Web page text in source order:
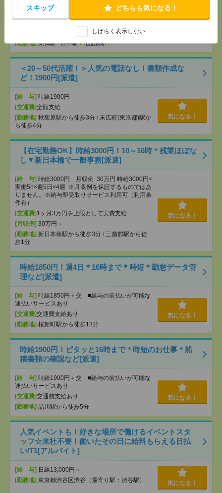
スキップ どちらも気になる！
しばらく表示しない
OK ■扶養内OK ■日収1万2000円以上
[勤務地]巣鴨駅/目白駅/北池袋駅/…
＜20～50代活躍！＞人気の電話なし！書類作成な
ど！1900円[派遣]
[給 与] 時給1900円
[交通費]全額支給
[勤務地] 秋葉原駅から徒歩3分 / 末広町(東京都)駅か
ら徒歩4分
気になる！
【在宅勤務OK】時給3000円！10～16時＊残業ほぼな
し▼新日本橋で一般事務[派遣]
[給 与] 時給3000円 月収例 30万円 時給3000円×
実働5h×週5日×4週 ※月収例を保証するものではあ
りません。※給与即受取りサービス利用可（利用条
件有）
[交通費] 1ヶ月3万円を上限として実費支給
[月収例] 30万円～
[勤務地] 新日本橋駅から徒歩3分 / 三越前駅から徒
歩1分
気になる！
時給1850円！週4日＊16時まで＊時短＊勤怠データ管
理など[派遣]
[給 与] 時給1850円＋交 ■給与の前払いが可能な
速払いサービスあり
[交通費]交通費支給あり
[勤務地] 桜新町駅から徒歩13分
気になる！
時給1900円！ピタッと16時まで＊時短のお仕事＊船
積書類の確認など[派遣]
[給 与] 時給1900円＋交 ■給与の前払いが可能な
速払いサービスあり
[交通費]交通費支給あり
[勤務地] 品川駅から徒歩5分
気になる！
人気イベントも！好きな場所で働けるイベントスタ
ッフ☆来社不要！働いたその日に給料もらえる日払
い/T1[アルバイト]
[給 与] 日給13,000円～
[勤務地] 東京都渋谷区渋谷（最寄り駅：渋谷駅） 気になる！